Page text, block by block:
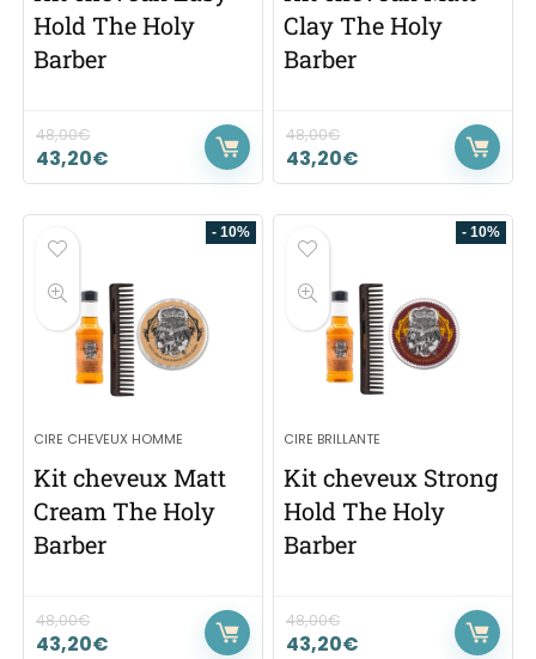
Hold The Holy
Barber
48,00€
43,20€
Clay The Holy
Barber
48,00€
43,20€
- 10%
CIRE CHEVEUX HOMME
Kit cheveux Matt
Cream The Holy
Barber
48,00€
43,20€
- 10%
CIRE BRILLANTE
Kit cheveux Strong
Hold The Holy
Barber
48,00€
43,20€